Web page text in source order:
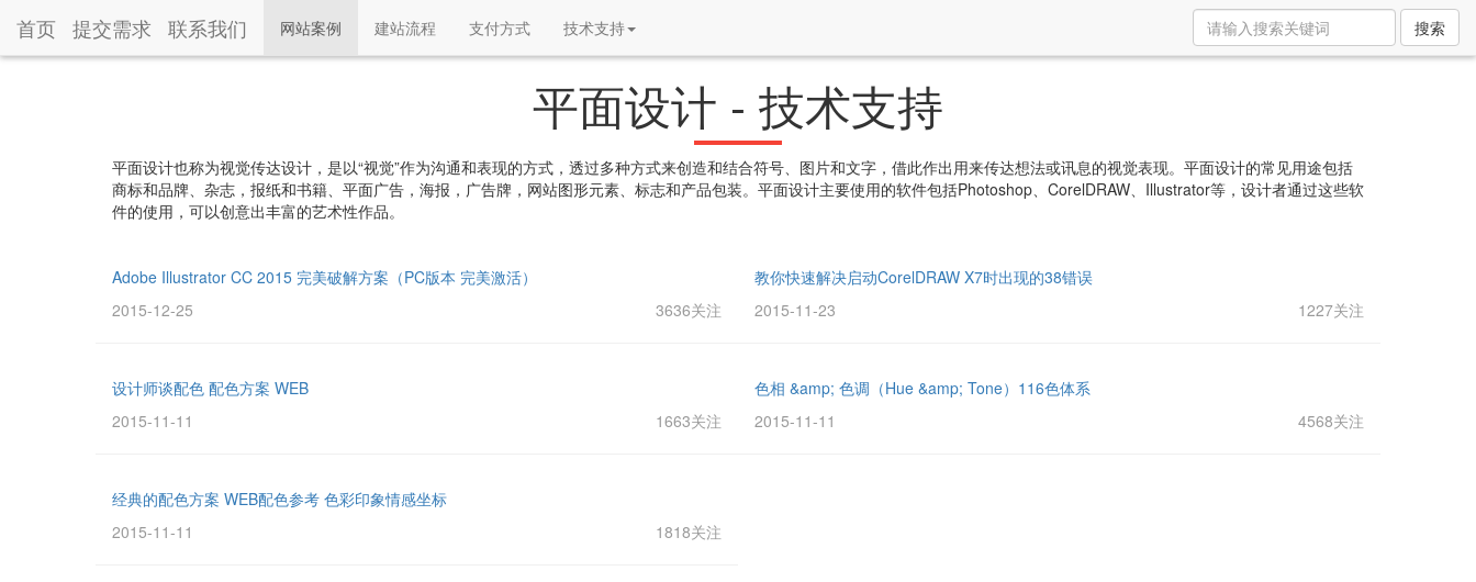
首页 提交需求 联系我们 网站案例 (current)建站流程 支付方式 技术支持 搜索
平面设计 - 技术支持
平面设计也称为视觉传达设计，是以“视觉”作为沟通和表现的方式，透过多种方式来创造和结合符号、图片和文字，借此作出用来传达想法或讯息的视觉表现。平面设计的常见用途包括
商标和品牌、杂志，报纸和书籍、平面广告，海报，广告牌，网站图形元素、标志和产品包装。平面设计主要使用的软件包括Photoshop、CorelDRAW、Illustrator等，设计者通过这些软
件的使用，可以创意出丰富的艺术性作品。
Adobe Illustrator CC 2015 完美破解方案（PC版本 完美激活）
2015-12-25
3636关注
教你快速解决启动CorelDRAW X7时出现的38错误
2015-11-23
1227关注
设计师谈配色 配色方案 WEB
2015-11-11
1663关注
色相 &amp; 色调（Hue &amp; Tone）116色体系
2015-11-11
4568关注
经典的配色方案 WEB配色参考 色彩印象情感坐标
2015-11-11
1818关注